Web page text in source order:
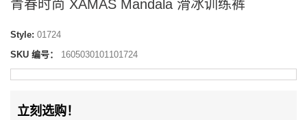
青春时尚 XAMAS Mandala 滑冰训练裤
Style: 01724
SKU 编号：
1605030101101724
立刻选购！